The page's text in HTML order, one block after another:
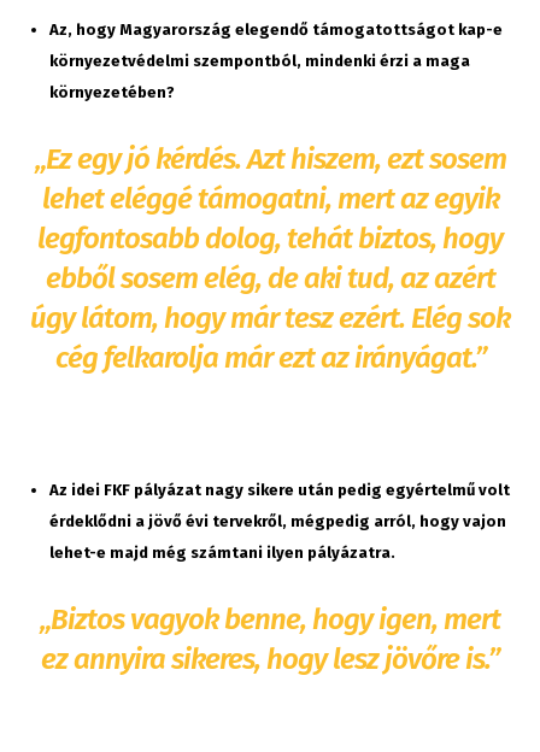
Az, hogy Magyarország elegendő támogatottságot kap-e
környezetvédelmi szempontból, mindenki érzi a maga
környezetében?
„Ez egy jó kérdés. Azt hiszem, ezt sosem
lehet eléggé támogatni, mert az egyik
legfontosabb dolog, tehát biztos, hogy
ebből sosem elég, de aki tud, az azért
úgy látom, hogy már tesz ezért. Elég sok
cég felkarolja már ezt az irányágat.”
Az idei FKF pályázat nagy sikere után pedig egyértelmű volt
érdeklődni a jövő évi tervekről, mégpedig arról, hogy vajon
lehet-e majd még számtani ilyen pályázatra.
„Biztos vagyok benne, hogy igen, mert
ez annyira sikeres, hogy lesz jövőre is.”